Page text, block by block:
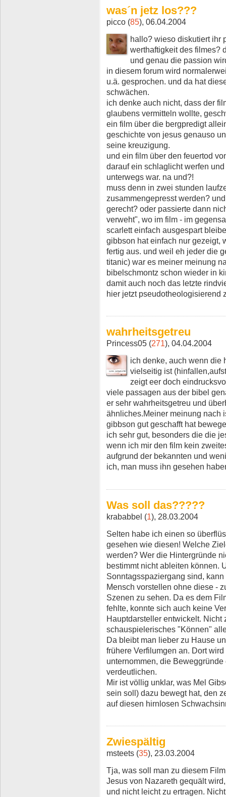
was´n jetz los???
picco (85), 06.04.2004
hallo? wieso diskutiert ihr
werthaftigkeit des filmes?
und genau die passion
in diesem forum wird
u.ä. gesprochen. und da hat
schwächen.
ich denke auch nicht, dass der
glaubens vermitteln wollte,
ein film über die bergpredigt
geschichte von jesus genauso
seine kreuzigung.
und ein film über den feuertod
darauf ein schlaglicht werfen
unterwegs war. na und?!
muss denn in zwei stunden
zusammengepresst werden?
gerecht? oder passierte dann
verweht", wo im film - im
scarlett einfach ausgespart
gibbson hat einfach nur gezeigt,
fertig aus. und weil eh jeder die
titanic) war es meiner meinung
bibelschmontz schon wieder in
damit auch noch das letzte
hier jetzt pseudotheologisierend
wahrheitsgetreu
Princess05 (271), 04.04.2004
ich denke, auch wenn die
vielseitig ist
zeigt eer doch
viele passagen aus der bibel
er sehr wahrheitsgetreu und
ähnliches.Meiner meinung nach
gibbson gut geschafft hat
ich sehr gut, besonders die die
wenn ich mir den film kein
aufgrund der bekannten und
ich, man muss ihn gesehen
Was soll das?????
krababbel (1), 28.03.2004
Selten habe ich einen so
gesehen wie diesen! Welche
werden? Wer die Hintergründe
bestimmt nicht ableiten können.
Sonntagsspaziergang sind,
Mensch vorstellen ohne diese -
Szenen zu sehen. Da es dem
fehlte, konnte sich auch keine
Hauptdarsteller entwickelt.
schauspielerisches "Können"
Da bleibt man lieber zu Hause
frühere Verfilumgen an. Dort
unternommen, die
verdeutlichen.
Mir ist völlig unklar, was Mel
sein soll) dazu bewegt hat, den
auf diesen hirnlosen
Zwiespältig
msteets (35), 23.03.2004
Tja, was soll man zu diesem
Jesus von Nazareth gequält
und nicht leicht zu ertragen.